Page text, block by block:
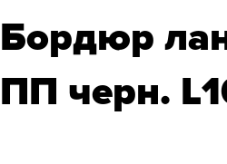
Бордюр
ПП черн.